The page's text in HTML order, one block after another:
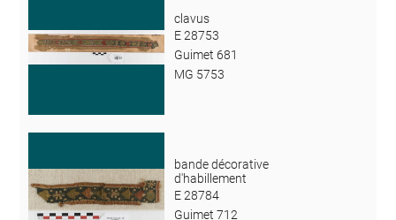
clavus
E 28753
Guimet 681
MG 5753
bande décorative
d'habillement
E 28784
Guimet 712